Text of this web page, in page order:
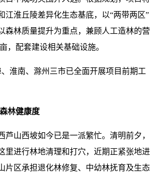
江淮丘陵差异化生态基底，以“两带两区”
森林质量提升为重点，兼顾人工造林的营
，配套建设相关基础设施。
淮南、滁州三市已全面开展项目前期工
林健康度
芦山西坡如今已是一派繁忙。清明前夕，
里进行林地清理和打穴，近期正紧张地进
片区承担退化林修复、中幼林抚育及生态